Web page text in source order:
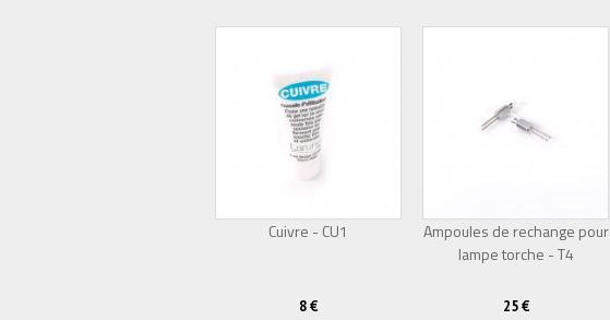
Cuivre - CU1
8 €
Ampoules de rechange pour
lampe torche - T4
25 €